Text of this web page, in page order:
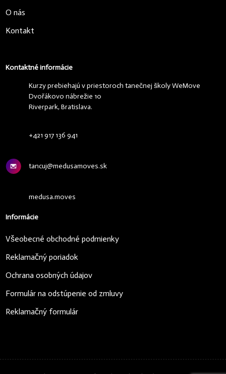
O nás
Kontakt
Kontaktné informácie
Kurzy prebiehajú v priestoroch tanečnej školy WeMove
Dvořákovo nábrežie 10
Riverpark, Bratislava.
+421 917 136 941
tancuj@medusamoves.sk
medusa.moves
Informácie
Všeobecné obchodné podmienky
Reklamačný poriadok
Ochrana osobných údajov
Formulár na odstúpenie od zmluvy
Reklamačný formulár